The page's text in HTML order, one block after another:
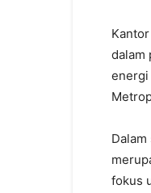
dalam
energi
fokus